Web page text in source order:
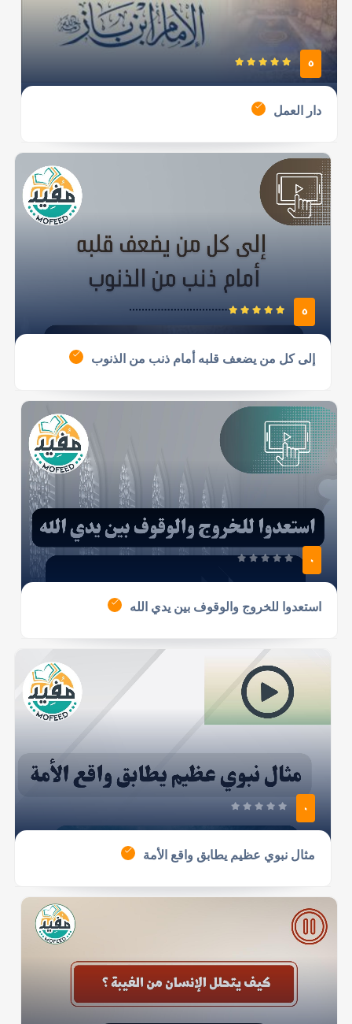
5
دار العمل
5
إلى كل من يضعف قلبه أمام ذنب من الذنوب
0
استعدوا للخروج والوقوف بين يدي الله
0
مثال نبوي عظيم يطابق واقع الأمة